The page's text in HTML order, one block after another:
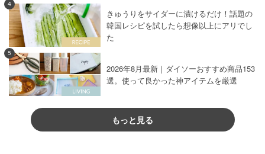
4
きゅうりをサイダーに漬けるだけ！話題の
韓国レシピを試したら想像以上にアリでし
た
5
2026年8月最新｜ダイソーおすすめ商品153
選。使って良かった神アイテムを厳選
もっと見る